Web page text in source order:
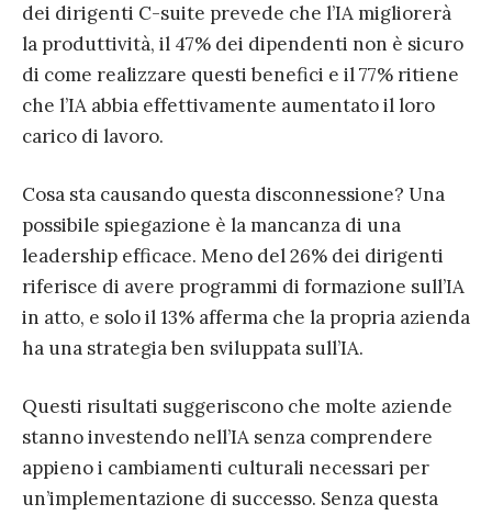
dei dirigenti C-suite prevede che l’IA migliorerà
la produttività, il 47% dei dipendenti non è sicuro
di come realizzare questi benefici e il 77% ritiene
che l’IA abbia effettivamente aumentato il loro
carico di lavoro.
Cosa sta causando questa disconnessione? Una
possibile spiegazione è la mancanza di una
leadership efficace. Meno del 26% dei dirigenti
riferisce di avere programmi di formazione sull’IA
in atto, e solo il 13% afferma che la propria azienda
ha una strategia ben sviluppata sull’IA.
Questi risultati suggeriscono che molte aziende
stanno investendo nell’IA senza comprendere
appieno i cambiamenti culturali necessari per
un’implementazione di successo. Senza questa